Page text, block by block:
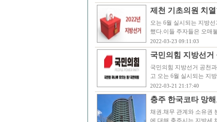
제천 기초의원 치
오는 6월 실시되는 지방
했다.이들 주자들은 오매
2022-03-23 09:11:03
국민의힘 지방선
국민의힘 지방선거 공천
고 오는 6월 실시되는 지
2022-03-21 21:17:40
충주 한국코타 망
채권.채무 관계와 소유권
에 대해 충주시는 지방세